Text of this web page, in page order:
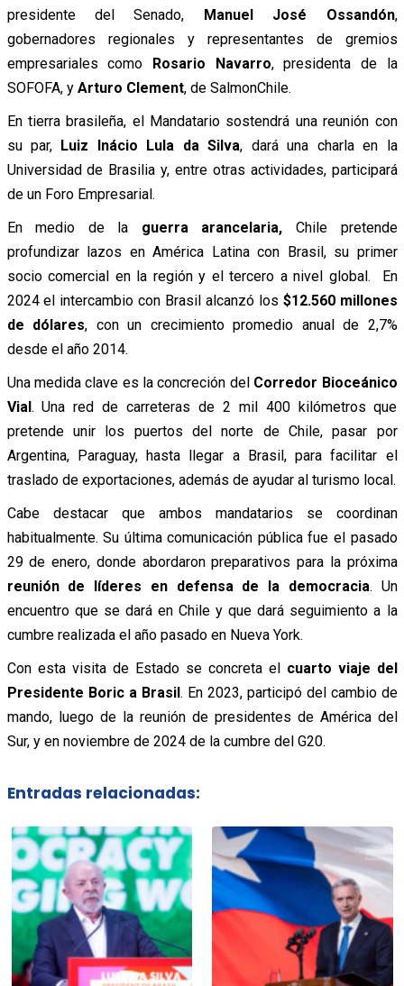
presidente del Senado, Manuel José Ossandón,
gobernadores regionales y representantes de gremios
empresariales como Rosario Navarro, presidenta de la
SOFOFA, y Arturo Clement, de SalmonChile.
En tierra brasileña, el Mandatario sostendrá una reunión con
su par, Luiz Inácio Lula da Silva, dará una charla en la
Universidad de Brasilia y, entre otras actividades, participará
de un Foro Empresarial.
En medio de la guerra arancelaria, Chile pretende
profundizar lazos en América Latina con Brasil, su primer
socio comercial en la región y el tercero a nivel global. En
2024 el intercambio con Brasil alcanzó los $12.560 millones
de dólares, con un crecimiento promedio anual de 2,7%
desde el año 2014.
Una medida clave es laconcreción del Corredor Bioceánico
Vial. Una red de carreteras de 2 mil 400 kilómetros que
pretende unir los puertos del norte de Chile, pasar por
Argentina, Paraguay, hasta llegar a Brasil, para facilitar el
traslado de exportaciones, además de ayudar al turismo local.
Cabe destacar que ambos mandatarios se coordinan
habitualmente. Su última comunicación pública fue el pasado
29 de enero, donde abordaron preparativos para la próxima
reunión de líderes en defensa de la democracia. Un
encuentro que se dará en Chile y que dará seguimiento a la
cumbre realizada el año pasado en Nueva York.
Con esta visita de Estado se concreta el cuarto viaje del
Presidente Boric a Brasil. En 2023, participó del cambio de
mando, luego de la reunión de presidentes de América del
Sur, y en noviembre de 2024 de la cumbre del G20.
Entradas relacionadas: